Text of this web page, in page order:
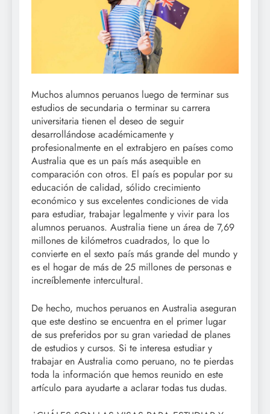
Muchos alumnos peruanos luego de terminar sus
estudios de secundaria o terminar su carrera
universitaria tienen el deseo de seguir
desarrollándose académicamente y
profesionalmente en el extrabjero en países como
Australia que es un país más asequible en
comparación con otros. El país es popular por su
educación de calidad, sólido crecimiento
económico y sus excelentes condiciones de vida
para estudiar, trabajar legalmente y vivir para los
alumnos peruanos. Australia tiene un área de 7,69
millones de kilómetros cuadrados, lo que lo
convierte en el sexto país más grande del mundo y
es el hogar de más de 25 millones de personas e
increíblemente intercultural.
De hecho, muchos peruanos en Australia aseguran
que este destino se encuentra en el primer lugar
de sus preferidos por su gran variedad de planes
de estudios y cursos. Si te interesa estudiar y
trabajar en Australia como peruano, no te pierdas
toda la información que hemos reunido en este
artículo para ayudarte a aclarar todas tus dudas.